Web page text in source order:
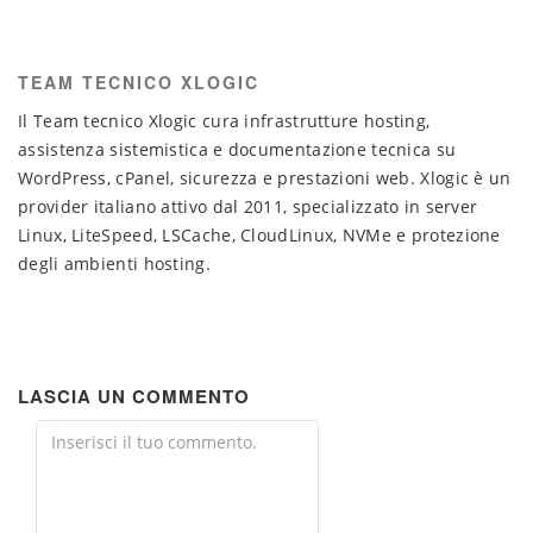
TEAM TECNICO XLOGIC
Il Team tecnico Xlogic cura infrastrutture hosting,
assistenza sistemistica e documentazione tecnica su
WordPress, cPanel, sicurezza e prestazioni web. Xlogic è un
provider italiano attivo dal 2011, specializzato in server
Linux, LiteSpeed, LSCache, CloudLinux, NVMe e protezione
degli ambienti hosting.
LASCIA UN COMMENTO
Comment